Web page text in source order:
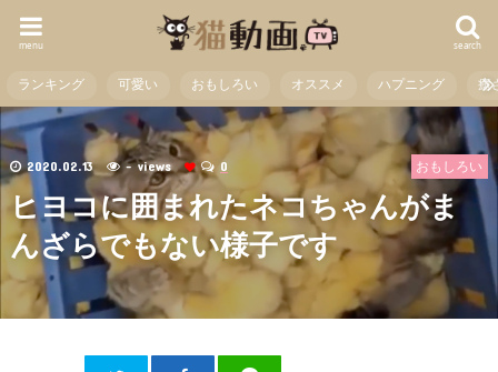
search
menu
ランキング 可愛い おもしろい オススメ ハプニング 癒
おもしろい
2020.02.13 - views 0
ヒヨコに囲まれたネコちゃんがま
んざらでもない様子です